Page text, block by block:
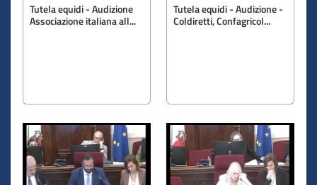
Tutela equidi - Audizione
Associazione italiana all...
Tutela equidi - Audizione -
Coldiretti, Confagricol...